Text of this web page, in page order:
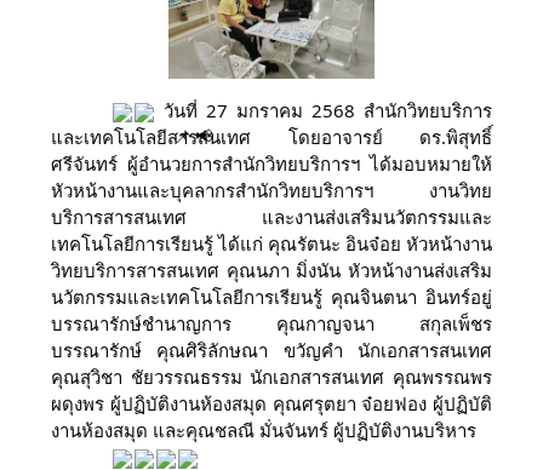
วันที่ 27 มกราคม 2568 สำนักวิทยบริการ
และเทคโนโลยีสารสนเทศ โดยอาจารย์ ดร.พิสุทธิ์
ศรีจันทร์ ผู้อำนวยการสำนักวิทยบริการฯ ได้มอบหมายให้
หัวหน้างานและบุคลากรสำนักวิทยบริการฯ งานวิทย
บริการสารสนเทศ และงานส่งเสริมนวัตกรรมและ
เทคโนโลยีการเรียนรู้ ได้แก่ คุณรัตนะ อินจ๋อย หัวหน้างาน
วิทยบริการสารสนเทศ คุณนภา มิ่งนัน หัวหน้างานส่งเสริม
นวัตกรรมและเทคโนโลยีการเรียนรู้ คุณจินตนา อินทร์อยู่
บรรณารักษ์ชำนาญการ คุณกาญจนา สกุลเพ็ชร
บรรณารักษ์ คุณศิริลักษณา ขวัญคำ นักเอกสารสนเทศ
คุณสุวิชา ชัยวรรณธรรม นักเอกสารสนเทศ คุณพรรณพร
ผดุงพร ผู้ปฏิบัติงานห้องสมุด คุณศรุตยา จ๋อยฟอง ผู้ปฏิบัติ
งานห้องสมุด และคุณชลณี มั่นจันทร์ ผู้ปฏิบัติงานบริหาร